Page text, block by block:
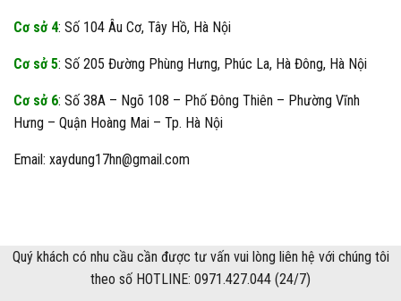
Cơ sở 4: Số 104 Âu Cơ, Tây Hồ, Hà Nội
Cơ sở 5: Số 205 Đường Phùng Hưng, Phúc La, Hà Đông, Hà Nội
Cơ sở 6: Số 38A – Ngõ 108 – Phố Đông Thiên – Phường Vĩnh
Hưng – Quận Hoàng Mai – Tp. Hà Nội
Email: xaydung17hn@gmail.com
Quý khách có nhu cầu cần được tư vấn vui lòng liên hệ với chúng tôi
theo số HOTLINE: 0971.427.044 (24/7)